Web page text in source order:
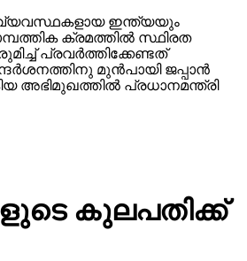
ഇന്ത്യയും
ക്രമത്തിൽ സ്ഥിരത
പ്രവർത്തിക്കേണ്ടത്
മുൻപായി ജപ്പാൻ
അഭിമുഖത്തിൽ പ്രധാനമന്ത്രി
കുലപതിക്ക്